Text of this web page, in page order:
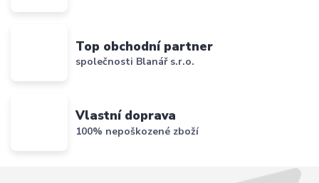
Top obchodní partner
společnosti Blanář s.r.o.
Vlastní doprava
100% nepoškozené zboží